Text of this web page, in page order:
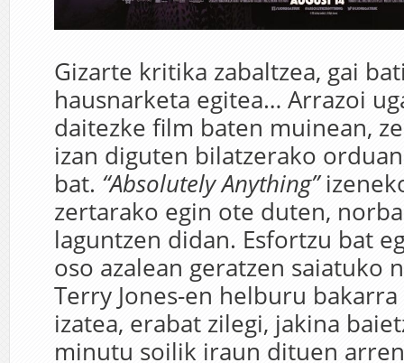
Gizarte kritika zabaltzea, gai
hausnarketa egitea… Arrazoi
daitezke film baten muinean,
izan diguten bilatzerako
bat. “Absolutely Anything”
zertarako egin ote duten,
laguntzen didan. Esfortzu bat
oso azalean geratzen saiatuko
Terry Jones-en helburu
izatea, erabat zilegi, jakina
minutu soilik iraun dituen